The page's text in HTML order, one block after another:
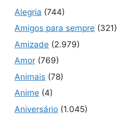
Alegria (744)
Amigos para sempre (321)
Amizade (2.979)
Amor (769)
Animais (78)
Anime (4)
Aniversário (1.045)